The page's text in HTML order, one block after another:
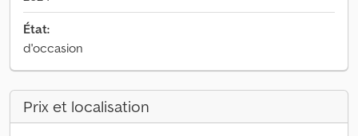
État:
d'occasion
Prix et localisation